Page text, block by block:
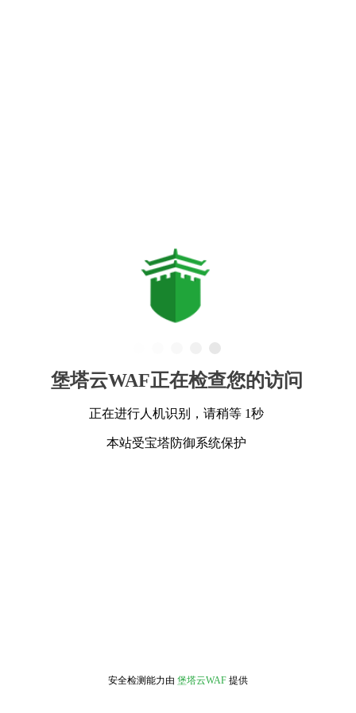
堡塔云WAF正在检查您的访问
正在进行人机识别，请稍等 1秒
本站受宝塔防御系统保护
安全检测能力由 堡塔云WAF 提供